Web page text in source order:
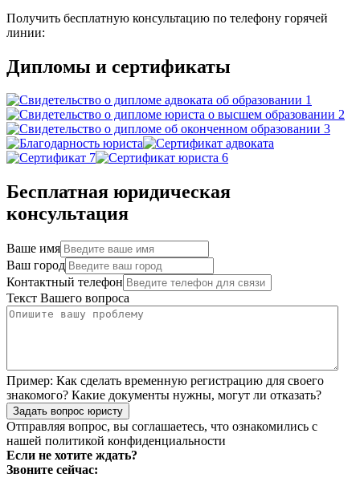
Получить бесплатную консультацию по телефону горячей
линии:
Дипломы и сертификаты
Бесплатная юридическая
консультация
Ваше имя
Ваш город
Контактный телефон
Текст Вашего вопроса
Пример: Как сделать временную регистрацию для своего
знакомого? Какие документы нужны, могут ли отказать?
Задать вопрос юристу
Отправляя вопрос, вы соглашаетесь, что ознакомились с
нашей политикой конфиденциальности
Если не хотите ждать?
Звоните сейчас: